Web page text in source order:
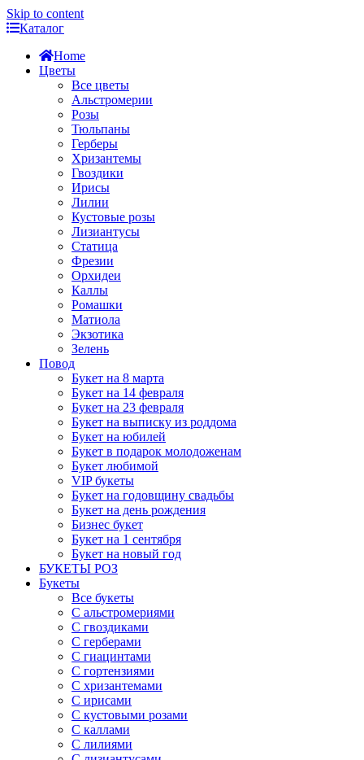
Skip to content
Каталог
Home
Цветы
Все цветы
Альстромерии
Розы
Тюльпаны
Герберы
Хризантемы
Гвоздики
Ирисы
Лилии
Кустовые розы
Лизиантусы
Статица
Фрезии
Орхидеи
Каллы
Ромашки
Матиола
Экзотика
Зелень
Повод
Букет на 8 марта
Букет на 14 февраля
Букет на 23 февраля
Букет на выписку из роддома
Букет на юбилей
Букет в подарок молодоженам
Букет любимой
VIP букеты
Букет на годовщину свадьбы
Букет на день рождения
Бизнес букет
Букет на 1 сентября
Букет на новый год
БУКЕТЫ РОЗ
Букеты
Все букеты
С альстромериями
С гвоздиками
С герберами
С гиацинтами
С гортензиями
С хризантемами
С ирисами
С кустовыми розами
С каллами
С лилиями